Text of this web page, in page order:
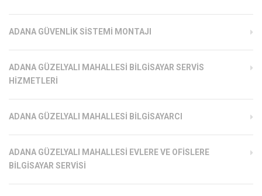
ADANA GÜVENLIK SISTEMI MONTAJI
ADANA GÜZELYALI MAHALLESI BILGISAYAR SERVIS
HIZMETLERI
ADANA GÜZELYALI MAHALLESI BILGISAYARCI
ADANA GÜZELYALI MAHALLESI EVLERE VE OFISLERE
BILGISAYAR SERVISI